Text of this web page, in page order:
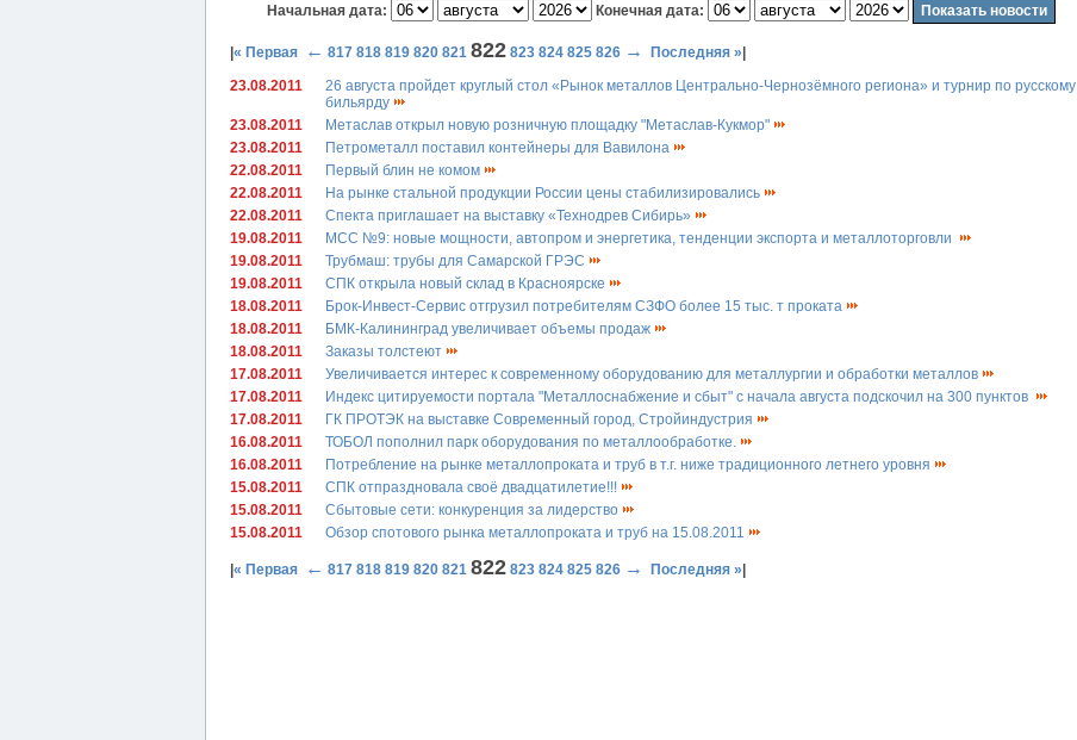
Начальная дата: Конечная дата:
« Первая ← 817 818 819 820 821 822 823 824 825 826 → Последняя »
23.08.2011
26 августа пройдет круглый стол «Рынок металлов Центрально-Чернозёмного региона» и турнир по русскому
бильярду
23.08.2011
Метаслав открыл новую розничную площадку "Метаслав-Кукмор"
23.08.2011
Петрометалл поставил контейнеры для Вавилона
22.08.2011
Первый блин не комом
22.08.2011
На рынке стальной продукции России цены стабилизировались
22.08.2011
Спекта приглашает на выставку «Технодрев Сибирь»
19.08.2011
МСС №9: новые мощности, автопром и энергетика, тенденции экспорта и металлоторговли
19.08.2011
Трубмаш: трубы для Самарской ГРЭС
19.08.2011
СПК открыла новый склад в Красноярске
18.08.2011
Брок-Инвест-Сервис отгрузил потребителям СЗФО более 15 тыс. т проката
18.08.2011
БМК-Калининград увеличивает объемы продаж
18.08.2011
Заказы толстеют
17.08.2011
Увеличивается интерес к современному оборудованию для металлургии и обработки металлов
17.08.2011
Индекс цитируемости портала "Металлоснабжение и сбыт" с начала августа подскочил на 300 пунктов
17.08.2011
ГК ПРОТЭК на выставке Современный город, Стройиндустрия
16.08.2011
ТОБОЛ пополнил парк оборудования по металлообработке.
16.08.2011
Потребление на рынке металлопроката и труб в т.г. ниже традиционного летнего уровня
15.08.2011
СПК отпраздновала своё двадцатилетие!!!
15.08.2011
Сбытовые сети: конкуренция за лидерство
15.08.2011
Обзор спотового рынка металлопроката и труб на 15.08.2011
« Первая ← 817 818 819 820 821 822 823 824 825 826 → Последняя »